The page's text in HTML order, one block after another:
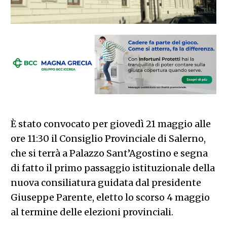
È stato convocato per giovedì 21 maggio alle
ore 11:30 il Consiglio Provinciale di Salerno,
che si terrà a Palazzo Sant’Agostino e segna
di fatto il primo passaggio istituzionale della
nuova consiliatura guidata dal presidente
Giuseppe Parente, eletto lo scorso 4 maggio
al termine delle elezioni provinciali.